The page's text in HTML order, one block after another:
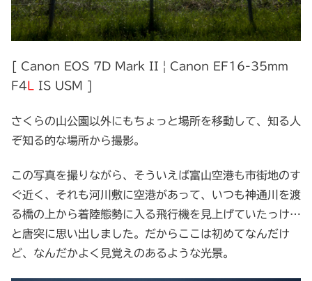
[ Canon EOS 7D Mark II | Canon EF16-35mm
F4
IS USM ]
さくらの山公園以外にもちょっと場所を移動して、知る人
ぞ知る的な場所から撮影。
この写真を撮りながら、そういえば富山空港も市街地のす
ぐ近く、それも河川敷に空港があって、いつも神通川を渡
る橋の上から着陸態勢に入る飛行機を見上げていたっけ…
と唐突に思い出しました。だからここは初めてなんだけ
ど、なんだかよく見覚えのあるような光景。